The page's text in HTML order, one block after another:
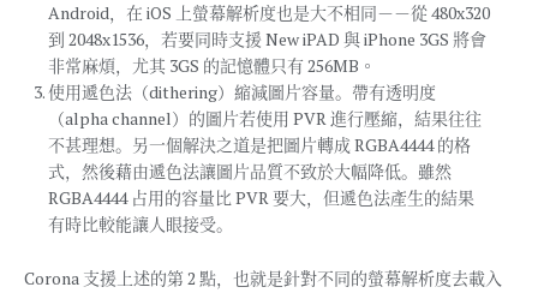
Android，在 iOS 上螢幕解析度也是大不相同－－從 480x320
到 2048x1536，若要同時支援 New iPAD 與 iPhone 3GS 將會
非常麻煩，尤其 3GS 的記憶體只有 256MB。
使用遞色法（dithering）縮減圖片容量。帶有透明度
（alpha channel）的圖片若使用 PVR 進行壓縮，結果往往
不甚理想。另一個解決之道是把圖片轉成 RGBA4444 的格
式，然後藉由遞色法讓圖片品質不致於大幅降低。雖然
RGBA4444 占用的容量比 PVR 要大，但遞色法產生的結果
有時比較能讓人眼接受。
Corona 支援上述的第 2 點，也就是針對不同的螢幕解析度去載入